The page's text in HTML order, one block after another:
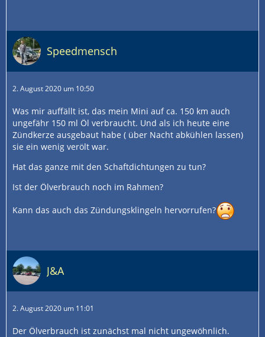
Speedmensch
2. August 2020 um 10:50
Was mir auffällt ist, das mein Mini auf ca. 150 km auch
ungefähr 150 ml Öl verbraucht. Und als ich heute eine
Zündkerze ausgebaut habe ( über Nacht abkühlen lassen)
sie ein wenig verölt war.
Hat das ganze mit den Schaftdichtungen zu tun?
Ist der Ölverbrauch noch im Rahmen?
Kann das auch das Zündungsklingeln hervorrufen?
J&A
2. August 2020 um 11:01
Der Ölverbrauch ist zunächst mal nicht ungewöhnlich.